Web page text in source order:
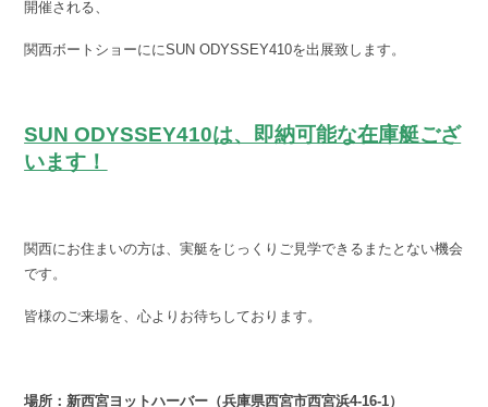
開催される、
関西ボートショーににSUN ODYSSEY410を出展致します。
SUN ODYSSEY410は、即納可能な在庫艇ござ
います！
関西にお住まいの方は、実艇をじっくりご見学できるまたとない機会
です。
皆様のご来場を、心よりお待ちしております。
場所：新西宮ヨットハーバー（兵庫県西宮市西宮浜4-16-1）